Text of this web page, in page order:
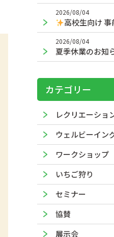
高校生向け 事
2026/08/04
夏季休業のお知
2026/08/04
カテゴリー
レクリエーショ
ウェルビーイン
ワークショップ
いちご狩り
セミナー
協賛
展示会